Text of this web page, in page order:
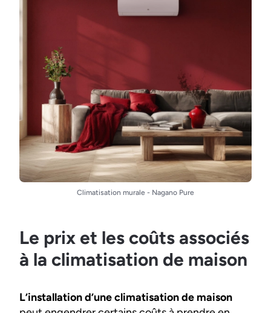
Climatisation murale - Nagano Pure
Le prix et les coûts associés
à la climatisation de maison
L’installation d’une climatisation de maison